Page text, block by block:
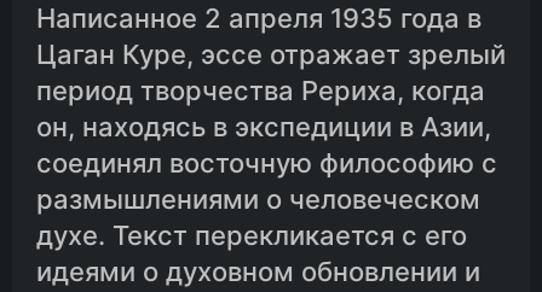
Написанное 2 апреля 1935 года в
Цаган Куре, эссе отражает зрелый
период творчества Рериха, когда
он, находясь в экспедиции в Азии,
соединял восточную философию с
размышлениями о человеческом
духе. Текст перекликается с его
идеями о духовном обновлении и